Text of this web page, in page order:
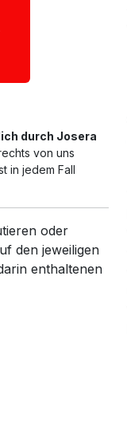
durch Josera
von uns
in jedem Fall
oder
den jeweiligen
enthaltenen